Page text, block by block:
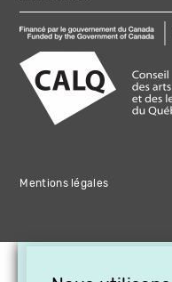
Mentions légales